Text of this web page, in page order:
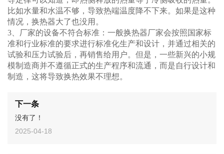
比如水量和水温不够，导致热端温度降不下来。如果是这种
情况，换热器大了也没用。
3、厂家的设备不符合标准：一般换热器厂家会按照国家标
准和行业标准的要求进行标准化生产和设计，并通过相关的
试验和压力试验后，再销售给用户。但是，一些新兴的小规
模制造商并不遵循正式的生产程序和流通，而是自行设计和
制造，这将导致换热效果不理想。
下一条
没有了！
2025-04-18